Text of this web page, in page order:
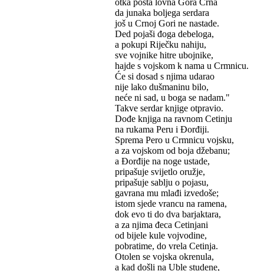
da junaka boljega serdara
još u Crnoj Gori ne nastade.
Ded pojaši đoga debeloga,
a pokupi Riječku nahiju,
sve vojnike hitre ubojnike,
hajde s vojskom k nama u Crmnicu.
Će si dosad s njima udarao
nije lako dušmaninu bilo,
neće ni sad, u boga se nadam."
Takve serdar knjige otpravio.
Dođe knjiga na ravnom Cetinju
na rukama Peru i Đorđiji.
Sprema Pero u Crmnicu vojsku,
a za vojskom od boja džebanu;
a Đorđije na noge ustade,
pripašuje svijetlo oružje,
pripašuje sablju o pojasu,
gavrana mu mlađi izvedoše;
istom sjede vrancu na ramena,
dok evo ti do dva barjaktara,
a za njima đeca Cetinjani
od bijele kule vojvodine,
pobratime, do vrela Cetinja.
Otolen se vojska okrenula,
a kad došli na Uble studene,